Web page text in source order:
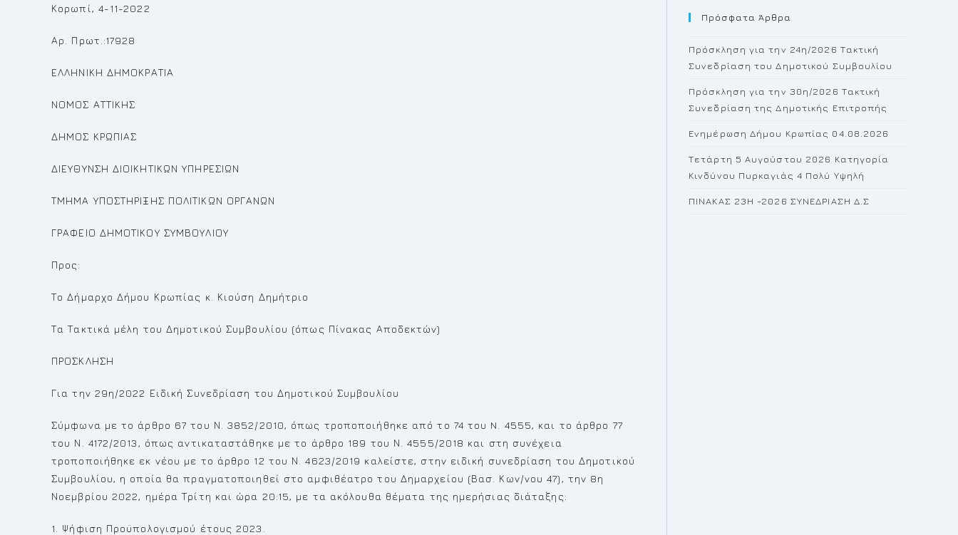
Κορωπί, 4-11-2022
Αρ. Πρωτ.:17928
ΕΛΛΗΝΙΚΗ ΔΗΜΟΚΡΑΤΙΑ
ΝΟΜΟΣ ΑΤΤΙΚΗΣ
ΔΗΜΟΣ ΚΡΩΠΙΑΣ
ΔΙΕΥΘΥΝΣΗ ΔΙΟΙΚΗΤΙΚΩΝ ΥΠΗΡΕΣΙΩΝ
ΤΜΗΜΑ ΥΠΟΣΤΗΡΙΞΗΣ ΠΟΛΙΤΙΚΩΝ ΟΡΓΑΝΩΝ
ΓΡΑΦΕΙΟ ΔΗΜΟΤΙΚΟΥ ΣΥΜΒΟΥΛΙΟΥ
Προς:
Το Δήμαρχο Δήμου Κρωπίας κ. Κιούση Δημήτριο
Τα Τακτικά μέλη του Δημοτικού Συμβουλίου (όπως Πίνακας Αποδεκτών)
ΠΡΟΣΚΛΗΣΗ
Για την 29η/2022 Ειδική Συνεδρίαση του Δημοτικού Συμβουλίου
Σύμφωνα με το άρθρο 67 του Ν. 3852/2010, όπως τροποποιήθηκε από το 74 του N. 4555, και το άρθρο 77
του Ν. 4172/2013, όπως αντικαταστάθηκε με το άρθρο 189 του Ν. 4555/2018 και στη συνέχεια
τροποποιήθηκε εκ νέου με το άρθρο 12 του Ν. 4623/2019 καλείστε, στην ειδική συνεδρίαση του Δημοτικού
Συμβουλίου, η οποία θα πραγματοποιηθεί στο αμφιθέατρο του Δημαρχείου (Βασ. Κων/νου 47), την 8η
Νοεμβρίου 2022, ημέρα Τρίτη και ώρα 20:15, με τα ακόλουθα θέματα της ημερήσιας διάταξης:
1. Ψήφιση Προϋπολογισμού έτους 2023.
Πρόσφατα Άρθρα
Πρόσκληση για την 24η/2026 Τακτική
Συνεδρίαση του Δημοτικού Συμβουλίου
Πρόσκληση για την 30η/2026 Τακτική
Συνεδρίαση της Δημοτικής Επιτροπής
Ενημέρωση Δήμου Κρωπίας 04.08.2026
Τετάρτη 5 Αυγούστου 2026 Κατηγορία
Κινδύνου Πυρκαγιάς 4 Πολύ Υψηλή
ΠΙΝΑΚΑΣ 23H -2026 ΣΥΝΕΔΡΙΑΣΗ Δ.Σ